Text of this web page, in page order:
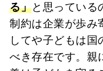
る」と思っている
制約は企業が歩み
してや子どもは国
べき存在です。親